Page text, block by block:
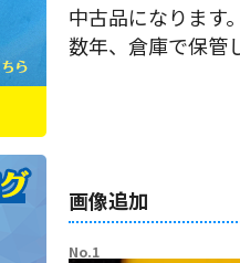
中古品になります。
数年、倉庫で保管
画像追加
No.1